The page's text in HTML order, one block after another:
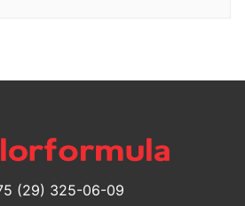
(29) 325-06-09